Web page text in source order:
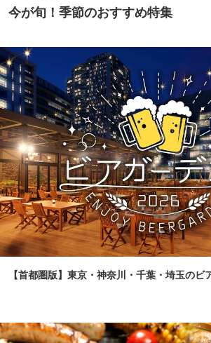
今が旬！季節のおすすめ特集
【首都圏版】東京・神奈川・千葉・埼玉のビ